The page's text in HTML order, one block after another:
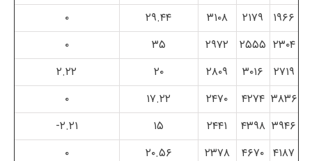
۱۹۶۶
۲۱۷۹ ۳۱۰۸ ۲۹.۴۴
۰
۲۳۰۴ ۲۵۵۵ ۲۹۷۲ ۳۵
۰
۲۷۱۹
۳۰۱۶ ۲۸۰۹ ۲۰
۲.۲۲
۳۸۳۶ ۴۲۷۴ ۲۴۷۰ ۱۷.۲۲
۰
۳۹۴۶ ۴۳۹۸ ۲۴۴۱ ۱۵
۲.۲۱-
۴۱۸۷ ۴۶۷۰ ۲۳۷۸ ۲۰.۵۶
۰